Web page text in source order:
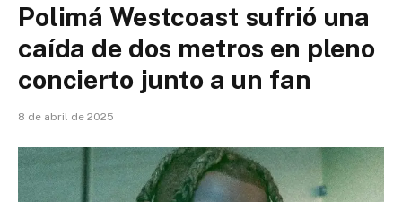
Polimá Westcoast sufrió una
caída de dos metros en pleno
concierto junto a un fan
8 de abril de 2025